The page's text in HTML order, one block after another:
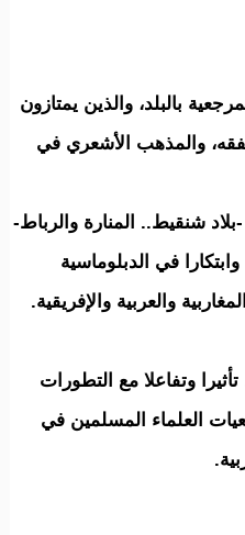
بالبلد، والذين يمتازون
والمذهب الأشعري في
بلاد شنقيط.. المنارة والرباط-
في الدبلوماسية
والعربية والإفريقية.
وتفاعلا مع التطورات
العلماء المسلمين في